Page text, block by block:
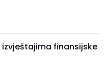
finansijske